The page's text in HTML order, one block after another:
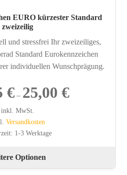
EURO kürzester Standard
zweizeilig
und stressfrei Ihr zweizeiliges,
Standard Eurokennzeichen
individuellen Wunschprägung.
€– 25,00 €
inkl. MwSt.
Versandkosten
1-3 Werktage
Optionen